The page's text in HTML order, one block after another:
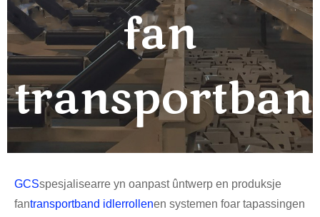
fan
GCSspesjalisearre yn oanpast ûntwerp en produksje
fantransportband idlerrollenen systemen foar tapassingen